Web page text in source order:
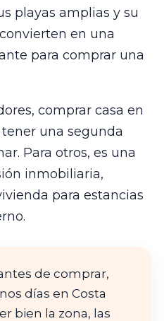
playas amplias y su
en una
para comprar una
comprar casa en
una segunda
Para otros, es una
inmobiliaria,
para estancias
de comprar,
días en Costa
bien la zona, las